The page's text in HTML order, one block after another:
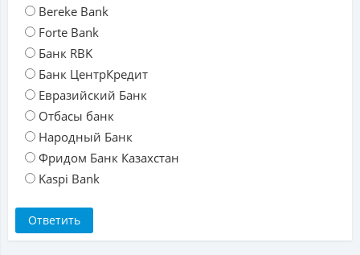
Bereke Bank
Forte Bank
Банк RBK
Банк ЦентрКредит
Евразийский Банк
Отбасы банк
Народный Банк
Фридом Банк Казахстан
Kaspi Bank